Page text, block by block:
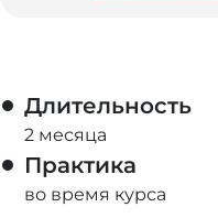
Длительность
2 месяца
Практика
во время курса